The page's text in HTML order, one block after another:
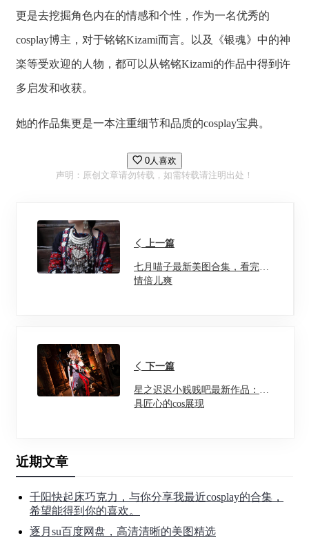
更是去挖掘角色内在的情感和个性，作为一名优秀的
cosplay博主，对于铭铭Kizami而言。以及《银魂》中的神
楽等受欢迎的人物，都可以从铭铭Kizami的作品中得到许
多启发和收获。
她的作品集更是一本注重细节和品质的cosplay宝典。
0人喜欢
声明：原创文章请勿转载，如需转载请注明出处！
上一篇
七月喵子最新美图合集，看完心
情倍儿爽
下一篇
星之迟迟小贱贱吧最新作品：独
具匠心的cos展现
近期文章
千阳快起床巧克力，与你分享我最近cosplay的合集，
希望能得到你的喜欢。
逐月su百度网盘，高清清晰的美图精选